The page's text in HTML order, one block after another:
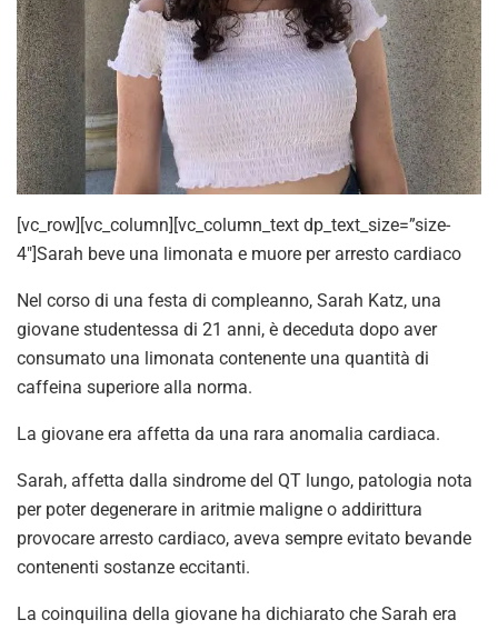
[vc_row][vc_column][vc_column_text dp_text_size=”size-
4″]Sarah beve una limonata e muore per arresto cardiaco
Nel corso di una festa di compleanno, Sarah Katz, una
giovane studentessa di 21 anni, è deceduta dopo aver
consumato una limonata contenente una quantità di
caffeina superiore alla norma.
La giovane era affetta da una rara anomalia cardiaca.
Sarah, affetta dalla sindrome del QT lungo, patologia nota
per poter degenerare in aritmie maligne o addirittura
provocare arresto cardiaco, aveva sempre evitato bevande
contenenti sostanze eccitanti.
La coinquilina della giovane ha dichiarato che Sarah era